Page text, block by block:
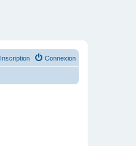
Connexion
Inscription